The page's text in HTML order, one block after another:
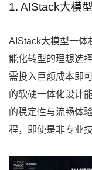
1. AIStack大模
AIStack大模型一体
能化转型的理想选
需投入巨额成本即
的软硬一体化设计
的稳定性与流畅体
程，即使是非专业